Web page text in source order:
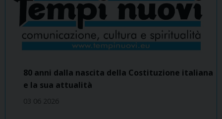
80 anni dalla nascita della Costituzione italiana
e la sua attualità
03 06 2026